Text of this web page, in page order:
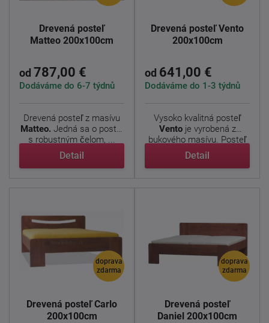
Drevená posteľ
Matteo 200x100cm
od 787,00 €
Dodáváme do 6-7 týdnů
Drevená posteľ z masívu
Matteo. Jedná sa o posteľ
s robustným čelom, ...
Detail
Drevená posteľ Vento
200x100cm
od 641,00 €
Dodáváme do 1-3 týdnů
Vysoko kvalitná posteľ
Ventoje vyrobená z
bukového masívu. Posteľ
má ...
Detail
doprava
zdarma
Drevená posteľ Carlo
200x100cm
doprava
zdarma
Drevená posteľ
Daniel 200x100cm